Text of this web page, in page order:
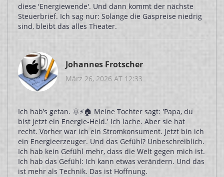
diese 'Energiewende'. Und dann kommt der nächste
Steuerbrief. Ich sag nur: Solange die Gaspreise niedrig
sind, bleibt das alles Theater.
Johannes Frotscher
März 26, 2026 AT 12:33
Ich hab’s getan. 🌞⚡🏠 Meine Tochter sagt: 'Papa, du
bist jetzt ein Energie-Held.' Ich lache. Aber sie hat
recht. Vorher war ich ein Stromkonsument. Jetzt bin ich
ein Energieerzeuger. Und das Gefühl? Unbeschreiblich.
Ich hab kein Gefühl mehr, dass die Welt gegen mich ist.
Ich hab das Gefühl: Ich kann etwas verändern. Und das
ist mehr als Technik. Das ist Hoffnung.